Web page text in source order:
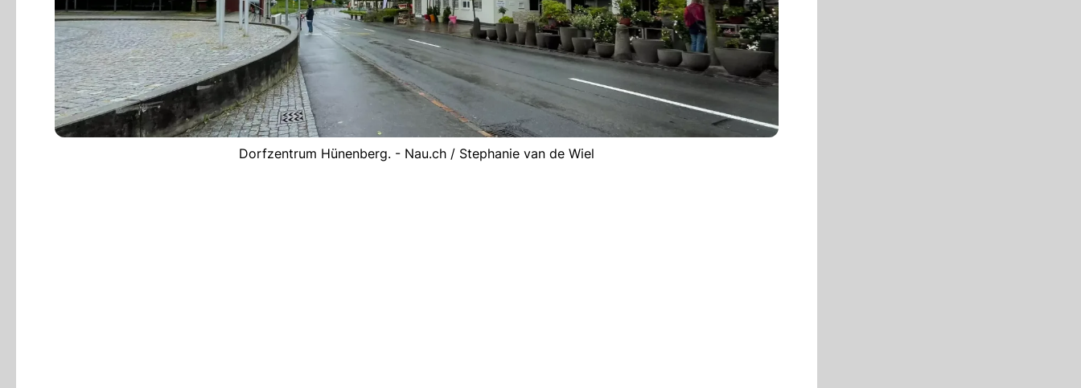
Dorfzentrum Hünenberg. - Nau.ch / Stephanie van de Wiel